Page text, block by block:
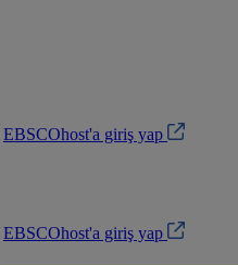
EBSCOhost'a giriş yap
EBSCOhost'a giriş yap